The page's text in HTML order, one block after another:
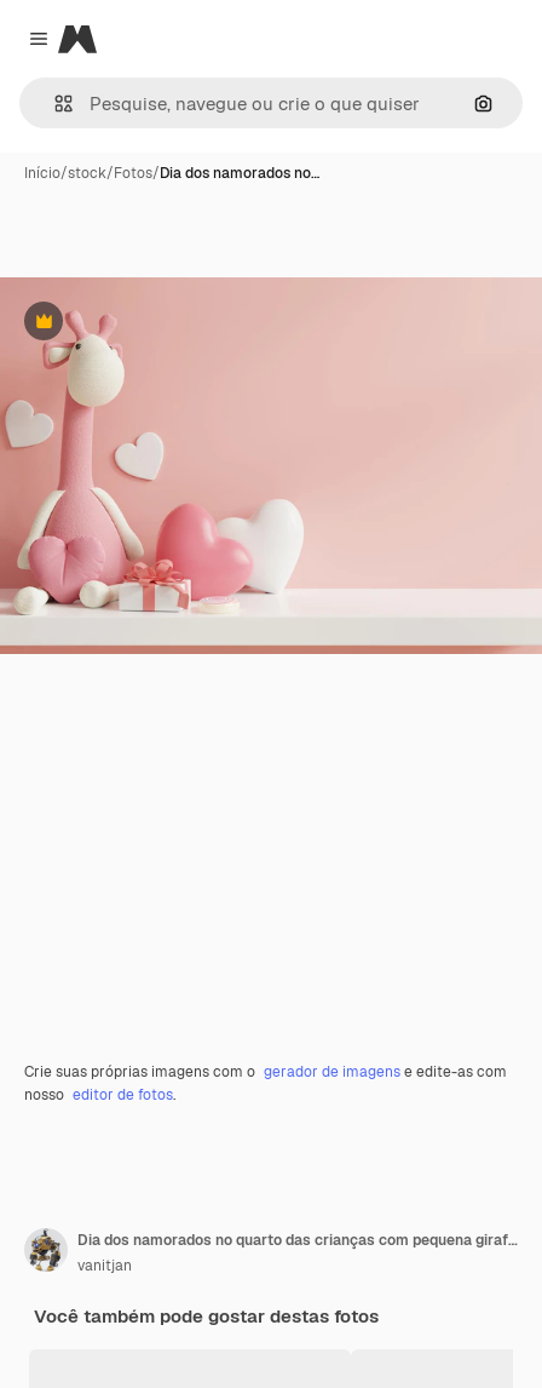
Close menu
Magnific
Início/stock/Fotos/Dia dos namorados no…
Premium
Crie suas próprias imagens com o gerador de imagense edite-as com
nosso editor de fotos.
Dia dos namorados no quarto das crianças com pequena girafa no fundo da parede rosa.
vanitjan
Você também pode gostar destas fotos